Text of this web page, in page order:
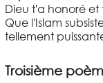
Dieu t'a honoré
Que l'Islam
tellement
Troisième